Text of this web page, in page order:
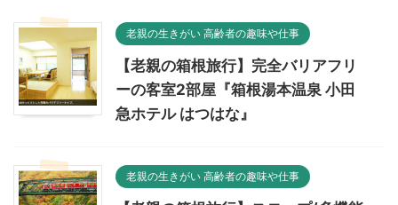
老親の生きがい 高齢者の趣味や仕事
【老親の箱根旅行】完全バリアフリ
ーの客室2部屋『箱根湯本温泉 小田
急ホテル はつはな』
老親の生きがい 高齢者の趣味や仕事